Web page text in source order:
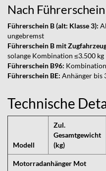
Nach Führerschein
Führerschein B (alt: Klasse 3):
ungebremst
Führerschein B mit
solange Kombination ≤3.500 kg
Führerschein B96:
Führerschein BE: Anhänger bis
Technische
Modell
Zul.
Gesamtgewicht
(kg)
Motorradanhänger Mot